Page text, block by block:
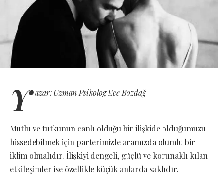
Y azar: Uzman Psikolog Ece Bozdağ
Mutlu ve tutkunun canlı olduğu bir ilişkide olduğumuzu
hissedebilmek için parterimizle aramızda olumlu bir
iklim olmalıdır. İlişkiyi dengeli, güçlü ve korunaklı kılan
etkileşimler ise özellikle küçük anlarda saklıdır.